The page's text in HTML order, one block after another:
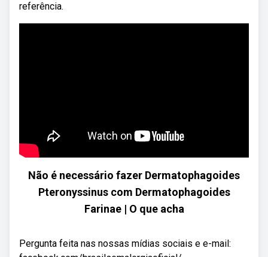
referência.
Não é necessário fazer Dermatophagoides
Pteronyssinus com Dermatophagoides
Farinae | O que acha
Pergunta feita nas nossas mídias sociais e e-mail: